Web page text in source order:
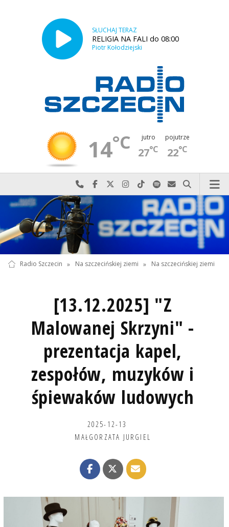
SŁUCHAJ TERAZ
RELIGIA NA FALI do 08:00
Piotr Kołodziejski
14°C jutro
27°C
pojutrze
22°C
Najlepiej po prostu do nas zadzwoń
Odwiedź nas na Facebook-u
Odwiedź nas na X
Odwiedź nas na Instagram-ie
Odwiedź nas na TikTok-u
Szukaj nas na Spotify
Wyślij do nas
Szukaj
Radio Szczecin » Na szczecińskiej ziemi » Na szczecińskiej ziemi
[13.12.2025] "Z
Malowanej Skrzyni" -
prezentacja kapel,
zespołów, muzyków i
śpiewaków ludowych
2025-12-13
MAŁGORZATA JURGIEL